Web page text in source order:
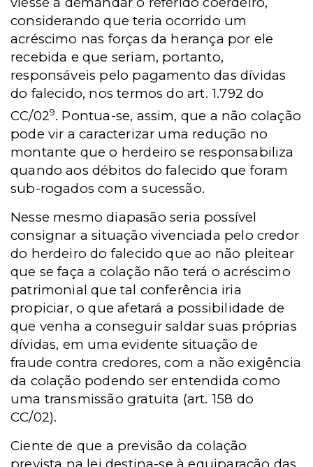
considerando que teria ocorrido um
acréscimo nas forças da herança por ele
recebida e que seriam, portanto,
responsáveis pelo pagamento das dívidas
do falecido, nos termos do art. 1.792 do
CC/029. Pontua-se, assim, que a não colação
pode vir a caracterizar uma redução no
montante que o herdeiro se responsabiliza
quando aos débitos do falecido que foram
sub-rogados com a sucessão.
Nesse mesmo diapasão seria possível
consignar a situação vivenciada pelo credor
do herdeiro do falecido que ao não pleitear
que se faça a colação não terá o acréscimo
patrimonial que tal conferência iria
propiciar, o que afetará a possibilidade de
que venha a conseguir saldar suas próprias
dívidas, em uma evidente situação de
fraude contra credores, com a não exigência
da colação podendo ser entendida como
uma transmissão gratuita (art. 158 do
CC/02).
Ciente de que a previsão da colação